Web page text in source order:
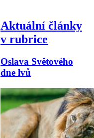
Aktuální články
v rubrice
Oslava Světového
dne lvů